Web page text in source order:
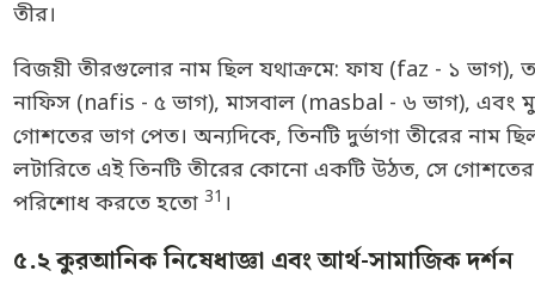
তীর।
বিজয়ী তীরগুলোর নাম ছিল যথাক্রমে: ফায (faz - ১ ভাগ),
নাফিস (nafis - ৫ ভাগ), মাসবাল (masbal - ৬ ভাগ), এবং
গোশতের ভাগ পেত। অন্যদিকে, তিনটি দুর্ভাগা তীরের নাম
লটারিতে এই তিনটি তীরের কোনো একটি উঠত, সে
পরিশোধ করতে হতো 31 ।
৫.২ কুরআনিক নিষেধাজ্ঞা এবং আর্থ-সামাজিক দর্শন